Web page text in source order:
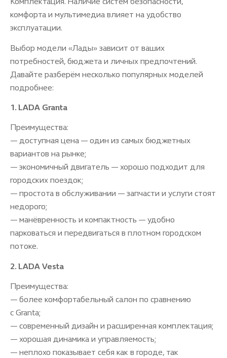
комфорта и мультимедиа влияет на удобство
эксплуатации.
Выбор модели «Лады» зависит от ваших
потребностей, бюджета и личных предпочтений.
Давайте разберём несколько популярных моделей
подробнее:
1. LADA Granta
Преимущества:
— доступная цена — один из самых бюджетных
вариантов на рынке;
— экономичный двигатель — хорошо подходит для
городских поездок;
— простота в обслуживании — запчасти и услуги стоят
недорого;
— манёвренность и компактность — удобно
парковаться и передвигаться в плотном городском
потоке.
2. LADA Vesta
Преимущества:
— более комфортабельный салон по сравнению
с Granta;
— современный дизайн и расширенная комплектация;
— хорошая динамика и управляемость;
— неплохо показывает себя как в городе, так